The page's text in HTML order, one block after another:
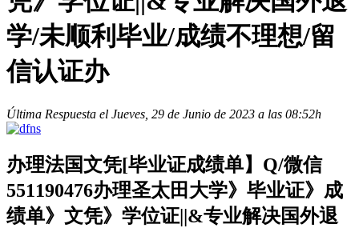
学/未顺利毕业/成绩不理想/留
信认证办
Última Respuesta el Jueves, 29 de Junio de 2023 a las 08:52h
办理法国文凭[毕业证成绩单】Q/微信
551190476办理圣太田大学》毕业证》成
绩单》文凭》学位证||&专业解决国外退